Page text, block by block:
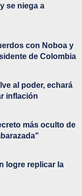
se niega a
con Noboa y
de Colombia
al poder, echará
inflación
más oculto de
logre replicar la